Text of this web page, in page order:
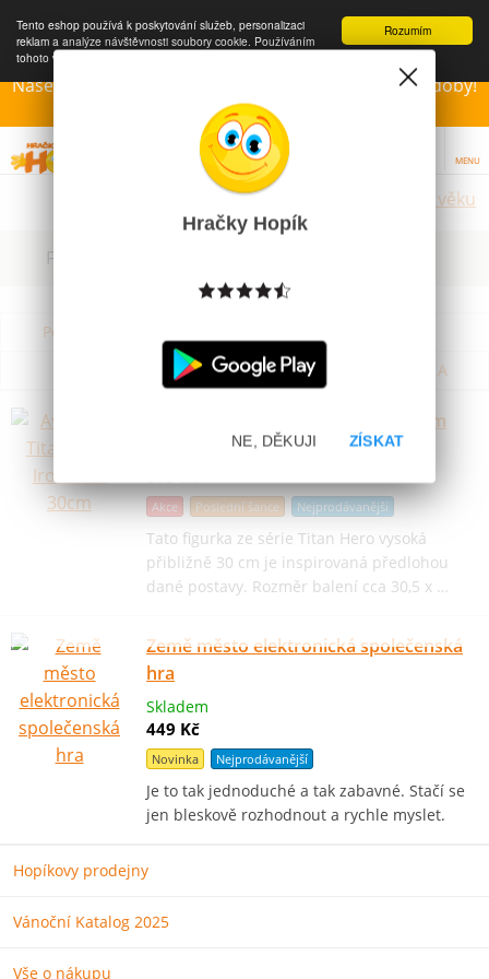
Rozumím
Tento eshop používá k poskytování služeb, personalizaci
reklam a analýze návštěvnosti soubory cookie. Používáním
tohoto webu s tím souhlasíte.
Naše Prodejny – Otevřeny dle otvírací prázdninové doby!
Přejeme krásné léto!!!
MENU
Hračky dle věku
Filtrovat dle dostupnosti, ceny, výrobce
Podle názvu od A do Z
Od nejlevnějšího
Podle názvu od Z do A
Avengers Titan Hero Iron Man 30cm
399 Kč
Akce Poslední šance Nejprodávanější
Tato figurka ze série Titan Hero vysoká
přibližně 30 cm je inspirovaná předlohou
dané postavy. Rozměr balení cca 30,5 x …
Země město elektronická společenská
hra
Skladem
449 Kč
Novinka Nejprodávanější
Je to tak jednoduché a tak zabavné. Stačí se
jen bleskově rozhodnout a rychle myslet.
Hopíkovy prodejny
Vánoční Katalog 2025
Vše o nákupu
Hračky Hopík
ZÍSKAT
NE, DĚKUJI